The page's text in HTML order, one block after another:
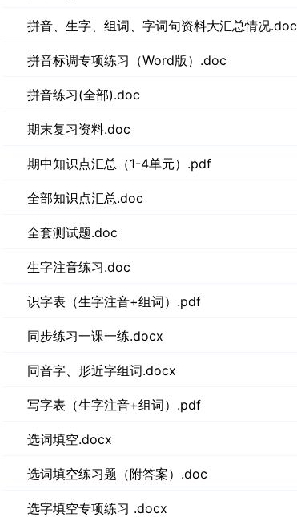
拼音、生字、组词、字词句资料大汇总情况.doc
拼音标调专项练习（Word版）.doc
拼音练习(全部).doc
期末复习资料.doc
期中知识点汇总（1-4单元）.pdf
全部知识点汇总.doc
全套测试题.doc
生字注音练习.doc
识字表（生字注音+组词）.pdf
同步练习一课一练.docx
同音字、形近字组词.docx
写字表（生字注音+组词）.pdf
选词填空.docx
选词填空练习题（附答案）.doc
选字填空专项练习 .docx